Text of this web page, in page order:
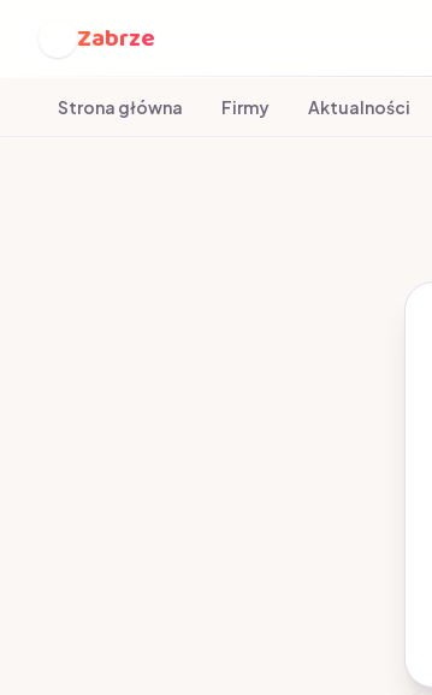
Zabrze
Strona główna Firmy Aktualności